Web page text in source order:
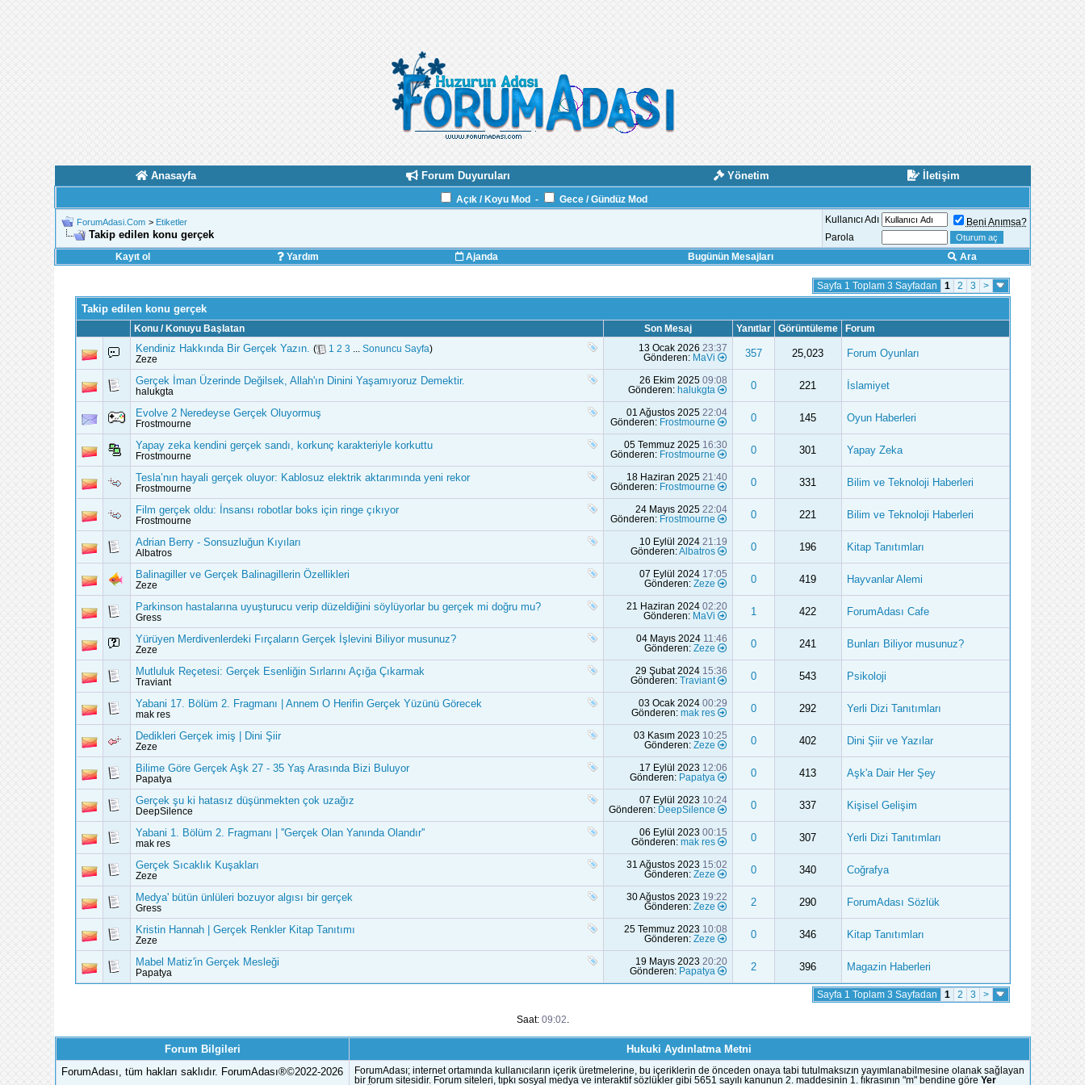
Anasayfa Forum Duyuruları Yönetim İletişim
Açık / Koyu Mod - Gece / Gündüz Mod
ForumAdasi.Com > Etiketler
Takip edilen konu gerçek
Kullanıcı Adı
Beni Anımsa?
Parola
Kayıt ol
Yardım Ajanda Bugünün Mesajları Ara
Sayfa 1 Toplam 3 Sayfadan 1 2 3 >
Takip edilen konu gerçek
Konu / Konuyu Başlatan Son Mesaj Yanıtlar Görüntüleme Forum
Kendiniz Hakkında Bir Gerçek Yazın. ( 1 2 3 Sonuncu Sayfa)
Zeze
13 Ocak 2026 23:37
Gönderen: MaVi 357 25,023 Forum Oyunları
Gerçek İman Üzerinde Değilsek, Allah'ın Dinini Yaşamıyoruz Demektir.
halukgta
26 Ekim 2025 09:08
Gönderen: halukgta 0 221 İslamiyet
Evolve 2 Neredeyse Gerçek Oluyormuş
Frostmourne
01 Ağustos 2025 22:04
Gönderen: Frostmourne 0 145 Oyun Haberleri
Yapay zeka kendini gerçek sandı, korkunç karakteriyle korkuttu
Frostmourne
05 Temmuz 2025 16:30
Gönderen: Frostmourne 0 301 Yapay Zeka
Tesla’nın hayali gerçek oluyor: Kablosuz elektrik aktarımında yeni rekor
Frostmourne
18 Haziran 2025 21:40
Gönderen: Frostmourne 0 331 Bilim ve Teknoloji Haberleri
Film gerçek oldu: İnsansı robotlar boks için ringe çıkıyor
Frostmourne
24 Mayıs 2025 22:04
Gönderen: Frostmourne 0 221 Bilim ve Teknoloji Haberleri
Adrian Berry - Sonsuzluğun Kıyıları
Albatros
10 Eylül 2024 21:19
Gönderen:Albatros 0 196 Kitap Tanıtımları
Balinagiller ve Gerçek Balinagillerin Özellikleri
Zeze
07 Eylül 2024 17:05
Gönderen: Zeze 0 419 Hayvanlar Alemi
Parkinson hastalarına uyuşturucu verip düzeldiğini söylüyorlar bu gerçek mi doğru mu?
Gress
21 Haziran 2024 02:20
Gönderen: MaVi 1 422 ForumAdası Cafe
Yürüyen Merdivenlerdeki Fırçaların Gerçek İşlevini Biliyor musunuz?
Zeze
04 Mayıs 2024 11:46
Gönderen: Zeze 0 241 Bunları Biliyor musunuz?
Mutluluk Reçetesi: Gerçek Esenliğin Sırlarını Açığa Çıkarmak
Traviant
29 Şubat 2024 15:36
Gönderen: Traviant 0 543 Psikoloji
Yabani 17. Bölüm 2. Fragmanı | Annem O Herifin Gerçek Yüzünü Görecek
mak res
03 Ocak 2024 00:29
Gönderen: mak res 0 292 Yerli Dizi Tanıtımları
Dedikleri Gerçek imiş | Dini Şiir
Zeze
03 Kasım 2023 10:25
Gönderen: Zeze 0 402 Dini Şiir ve Yazılar
Bilime Göre Gerçek Aşk 27 - 35 Yaş Arasında Bizi Buluyor
Papatya
17 Eylül 2023 12:06
Gönderen: Papatya 0 413 Aşk'a Dair Her Şey
Gerçek şu ki hatasız düşünmekten çok uzağız
DeepSilence
07 Eylül 2023 10:24
Gönderen: DeepSilence 0 337 Kişisel Gelişim
Yabani 1. Bölüm 2. Fragmanı | ''Gerçek Olan Yanında Olandır''
mak res
06 Eylül 2023 00:15
Gönderen: mak res 0 307 Yerli Dizi Tanıtımları
Gerçek Sıcaklık Kuşakları
Zeze
31 Ağustos 2023 15:02
Gönderen: Zeze 0 340 Coğrafya
Medya' bütün ünlüleri bozuyor algısı bir gerçek
Gress
30 Ağustos 2023 19:22
Gönderen: Zeze 2 290 ForumAdası Sözlük
Kristin Hannah | Gerçek Renkler Kitap Tanıtımı
Zeze
25 Temmuz 2023 10:08
Gönderen: Zeze 0 346 Kitap Tanıtımları
Mabel Matiz'in Gerçek Mesleği
Papatya
19 Mayıs 2023 20:20
Gönderen: Papatya 2 396 Magazin Haberleri
Sayfa 1 Toplam 3 Sayfadan 1 2 3 >
Saat: 09:02
Forum Bilgileri
Hukuki Aydınlatma Metni
ForumAdası, tüm hakları saklıdır. ForumAdası®©2022-2026
ForumAdası; internet ortamında kullanıcıların içerik üretmelerine, bu içeriklerin de önceden onaya tabi tutulmaksızın yayımlanabilmesine olanak sağlayan
bir forum sitesidir. Forum siteleri, tıpkı sosyal medya ve interaktif sözlükler gibi 5651 sayılı kanunun 2. maddesinin 1. fıkrasının "m" bendine göre Yer